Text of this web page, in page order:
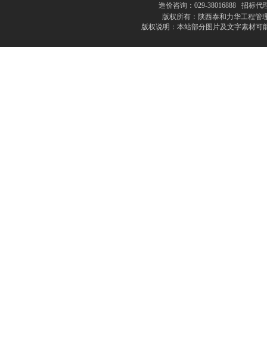
造价咨询：029-38016888 招标代
版权所有：陕西泰和力华工程管
版权说明：本站部分图片及文字素材